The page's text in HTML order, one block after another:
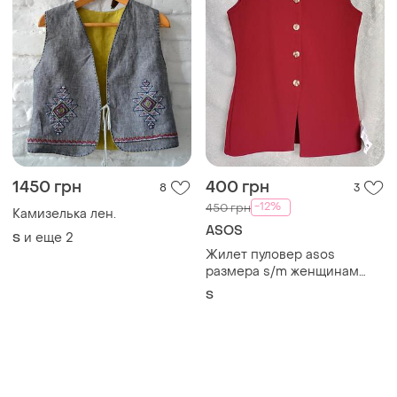
1450 грн 8
Камизелька лен.
S и еще 2
400 грн 3
450 грн -12%
ASOS
Жилет пуловер asos
размера s/m женщинам
полиэстр
S